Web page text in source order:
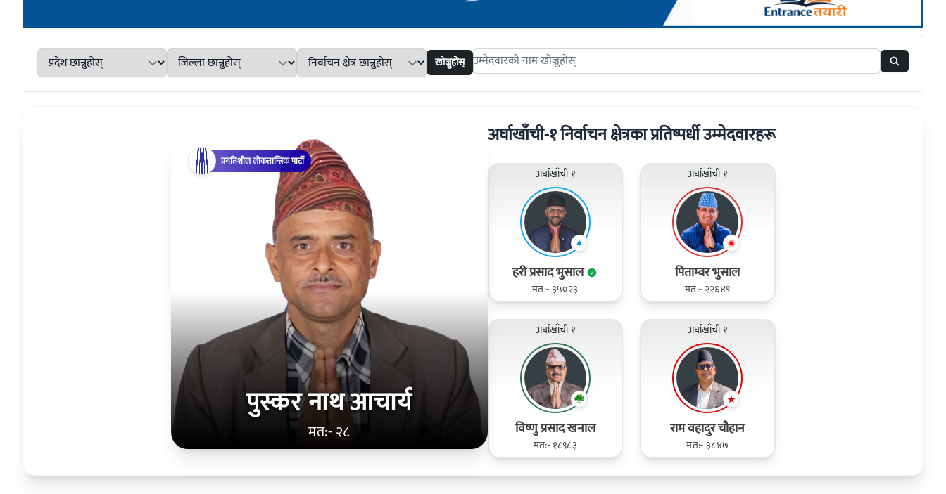
खोज्नुहोस् Search candidates
पुस्कर नाथ आचार्य
मत:- २८
प्रगतिशील लोकतान्त्रिक पार्टी
अर्घाखाँची-१ निर्वाचन क्षेत्रका प्रतिष्पर्धी उम्मेदवारहरू
अर्घाखाँची-१
हरी प्रसाद भुसाल
मत:- ३५०२३
अर्घाखाँची-१
पिताम्वर भुसाल
मत:- २२६४९
अर्घाखाँची-१
विष्णु प्रसाद खनाल
मत:- १८९८३
अर्घाखाँची-१
राम वहादुर चौहान
मत:- ३८४७